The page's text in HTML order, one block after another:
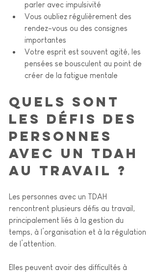
parler avec impulsivité
Vous oubliez régulièrement des
rendez-vous ou des consignes
importantes
Votre esprit est souvent agité, les
pensées se bousculent au point de
créer de la fatigue mentale
Quels sont
les défis des
personnes
avec un TDAH
au travail ?
Les personnes avec un TDAH
rencontrent plusieurs défis au travail,
principalement liés à la gestion du
temps, à l’organisation et à la régulation
de l’attention.
Elles peuvent avoir des difficultés à